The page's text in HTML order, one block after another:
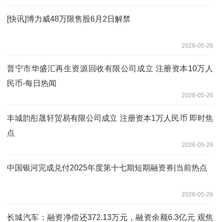
[快讯]博力威48万限售股6月2日解禁
2026-05-26
普宁市华盛汇再生资源回收有限公司成立 注册资本10万人
民币-每日热闻
2026-05-26
丰城韵彤晟轩贸易有限公司成立 注册资本1万人民币 即时焦
点
2026-05-26
中国银河完成兑付2025年度第十七期短期融资券|当前热点
2026-05-26
长城汽车：融资净偿还372.13万元，融资余额6.3亿元 观焦